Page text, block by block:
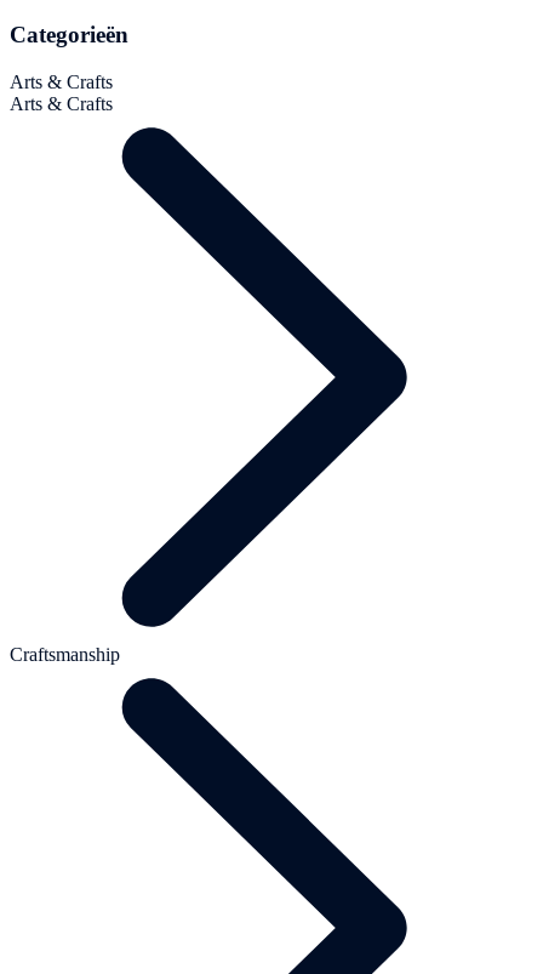
Categorieën
Arts & Crafts
Arts & Crafts
Craftsmanship